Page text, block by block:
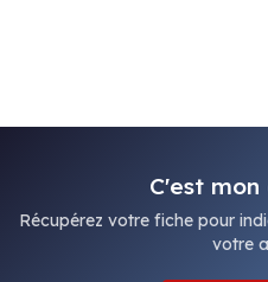
C'est
Récupérez votre fiche pour
votre